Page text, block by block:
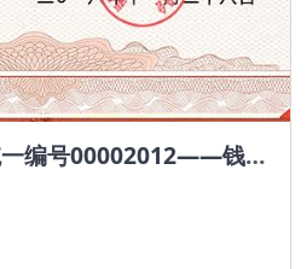
助力武术入奥全球统一编号00002012——钱兰根